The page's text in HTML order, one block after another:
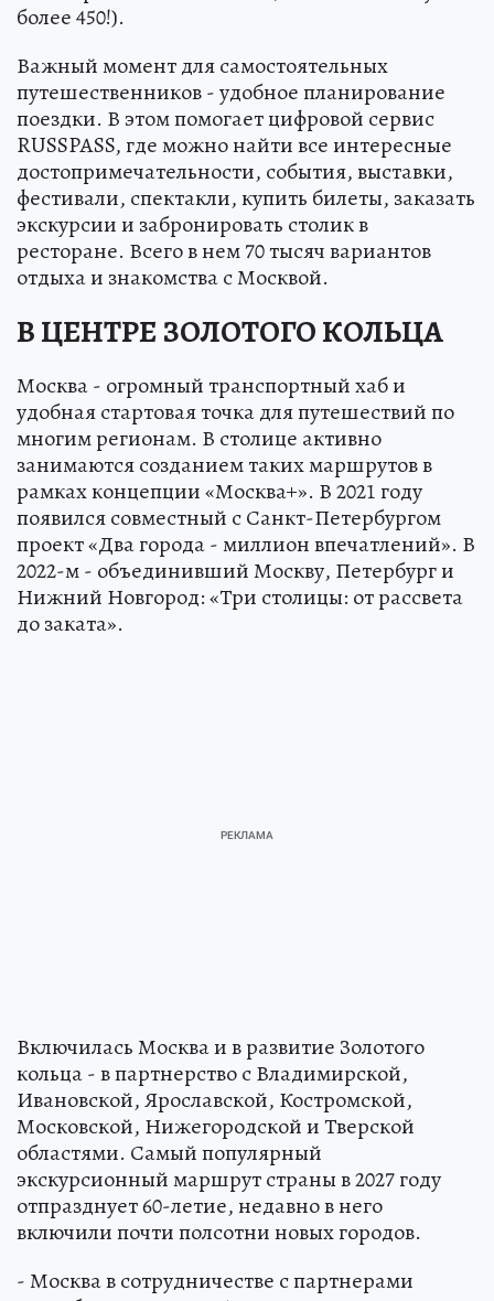
более 450!).
Важный момент для самостоятельных
путешественников - удобное планирование
поездки. В этом помогает цифровой сервис
RUSSPАSS, где можно найти все интересные
достопримечательности, события, выставки,
фестивали, спектакли, купить билеты, заказать
экскурсии и забронировать столик в
ресторане. Всего в нем 70 тысяч вариантов
отдыха и знакомства с Москвой.
В ЦЕНТРЕ ЗОЛОТОГО КОЛЬЦА
Москва - огромный транспортный хаб и
удобная стартовая точка для путешествий по
многим регионам. В столице активно
занимаются созданием таких маршрутов в
рамках концепции «Москва+». В 2021 году
появился совместный с Санкт-Петербургом
проект «Два города - миллион впечатлений». В
2022-м - объединивший Москву, Петербург и
Нижний Новгород: «Три столицы: от рассвета
до заката».
Включилась Москва и в развитие Золотого
кольца - в партнерство с Владимирской,
Ивановской, Ярославской, Костромской,
Московской, Нижегородской и Тверской
областями. Самый популярный
экскурсионный маршрут страны в 2027 году
отпразднует 60-летие, недавно в него
включили почти полсотни новых городов.
- Москва в сотрудничестве с партнерами